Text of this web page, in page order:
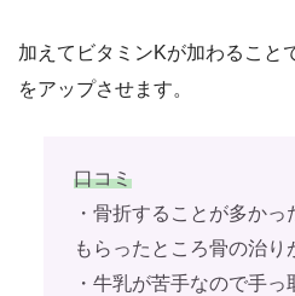
加えてビタミンKが加わること
をアップさせます。
口コミ
・骨折することが多か
もらったところ骨の治り
・牛乳が苦手なので手